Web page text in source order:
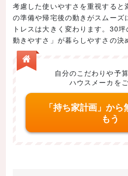
考慮した使いやすさを重視すると
の準備や帰宅後の動きがスムーズ
トレスは大きく変わります。30
動きやすさ」が暮らしやすさの決
自分のこだわりや予
ハウスメーカを
「持ち家計画」か
もう